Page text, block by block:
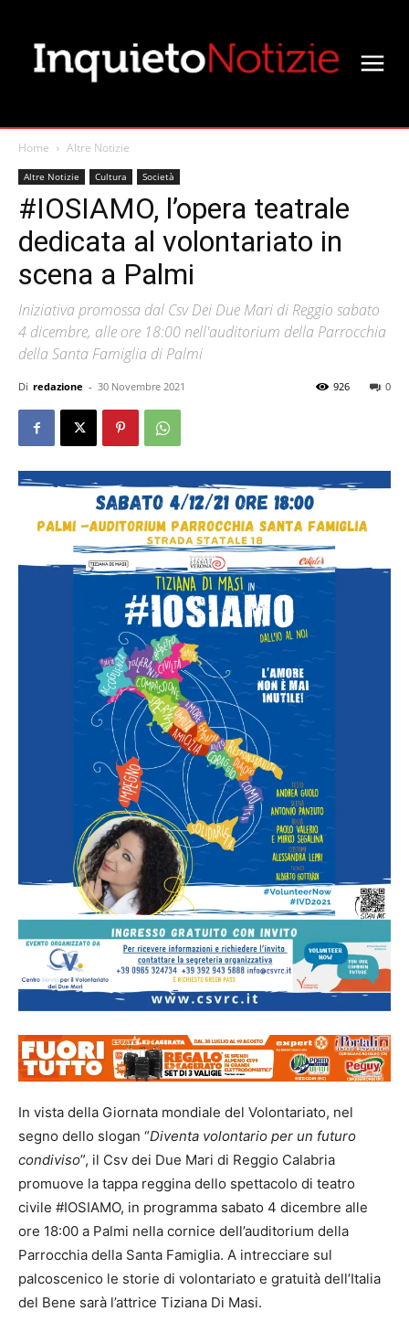
Home Altre Notizie
Altre Notizie Cultura Società
#IOSIAMO, l’opera teatrale
dedicata al volontariato in
scena a Palmi
Iniziativa promossa dal Csv Dei Due Mari di Reggio sabato
4 dicembre, alle ore 18:00 nell'auditorium della Parrocchia
della Santa Famiglia di Palmi
Di redazione - 30 Novembre 2021 0
926
In vista della Giornata mondiale del Volontariato, nel
segno dello slogan “Diventa volontario per un futuro
condiviso”, il Csv dei Due Mari di Reggio Calabria
promuove la tappa reggina dello spettacolo di teatro
civile #IOSIAMO, in programma sabato 4 dicembre alle
ore 18:00 a Palmi nella cornice dell’auditorium della
Parrocchia della Santa Famiglia. A intrecciare sul
palcoscenico le storie di volontariato e gratuità dell’Italia
del Bene sarà l’attrice Tiziana Di Masi.